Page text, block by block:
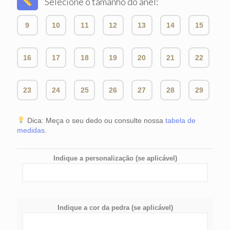
9 10 11 12 13 14 15
16 17 18 19 20 21 22
23 24 25 26 27 28 29
Dica: Meça o seu dedo ou consulte nossa tabela de
medidas
Indique a personalização (se aplicável)
Indique a cor da pedra (se aplicável)